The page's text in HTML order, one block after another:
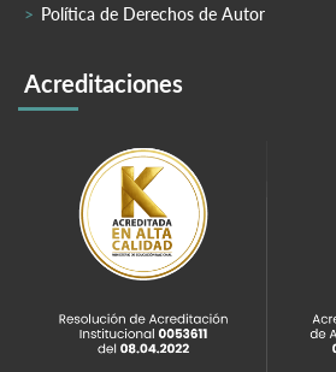
Política de Derechos de Autor
Acreditaciones